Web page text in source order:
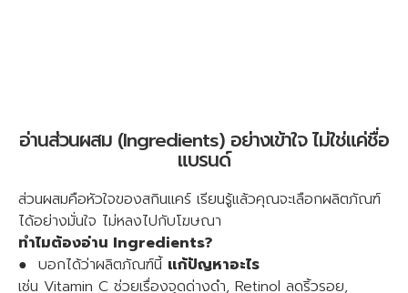
อ่านส่วนผสม (Ingredients) อย่างเข้าใจ ไม่ใช่แค่ชื่อ
แบรนด์
ส่วนผสมคือหัวใจของสกินแคร์ เรียนรู้แล้วคุณจะเลือกผลิตภัณฑ์
ได้อย่างมั่นใจ ไม่หลงไปกับโฆษณา
ทำไมต้องอ่าน Ingredients?
● บอกได้ว่าผลิตภัณฑ์นี้ แก้ปัญหาอะไร
เช่น Vitamin C ช่วยเรื่องจุดด่างดำ, Retinol ลดริ้วรอย,